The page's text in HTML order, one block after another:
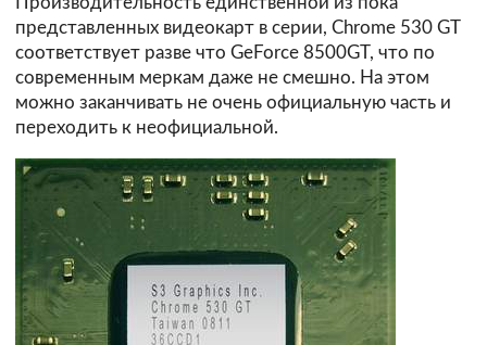
представленных видеокарт в серии, Chrome 530 GT
соответствует разве что GeForce 8500GT, что по
современным меркам даже не смешно. На этом
можно заканчивать не очень официальную часть и
переходить к неофициальной.